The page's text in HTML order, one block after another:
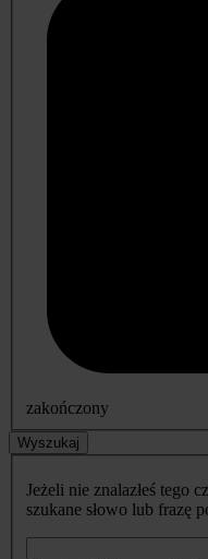
zakończony
Wyszukaj
Jeżeli nie znalazłeś tego
szukane słowo lub frazę